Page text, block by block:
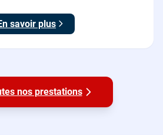
savoir plus
nos prestations